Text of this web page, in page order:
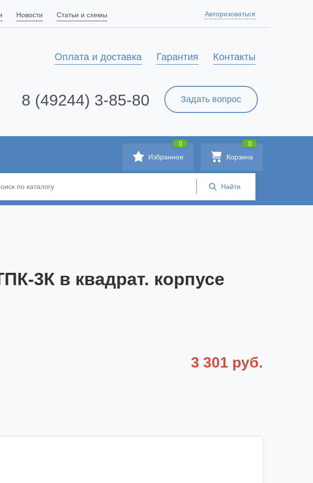
Новости Статьи и схемы Авторизоваться
Контакты
Гарантия
Оплата и доставка
Задать вопрос
8 (49244) 3-85-80
Корзина
0
Избранное
0
3К в квадрат. корпусе
3 301 руб.